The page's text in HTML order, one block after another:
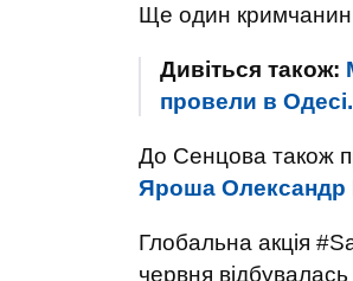
Ще один кримчанин
Дивіться також:
провели в
До Сенцова також
Яроша
Глобальна акція
червня